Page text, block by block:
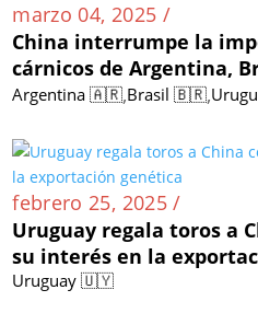
marzo 04, 2025 /
China interrumpe la
cárnicos de Argentina,
Argentina 🇦🇷,Brasil 🇧🇷,
febrero 25, 2025 /
Uruguay regala toros a
su interés en la
Uruguay 🇺🇾